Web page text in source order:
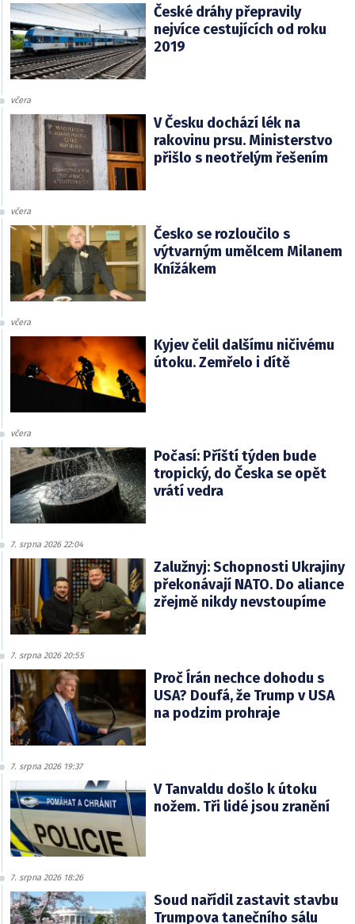
České dráhy přepravily
nejvíce cestujících od roku
2019
včera
V Česku dochází lék na
rakovinu prsu. Ministerstvo
přišlo s neotřelým řešením
včera
Česko se rozloučilo s
výtvarným umělcem Milanem
Knížákem
včera
Kyjev čelil dalšímu ničivému
útoku. Zemřelo i dítě
včera
Počasí: Příští týden bude
tropický, do Česka se opět
vrátí vedra
7. srpna 2026 22:04
Zalužnyj: Schopnosti Ukrajiny
překonávají NATO. Do aliance
zřejmě nikdy nevstoupíme
7. srpna 2026 20:55
Proč Írán nechce dohodu s
USA? Doufá, že Trump v USA
na podzim prohraje
7. srpna 2026 19:37
V Tanvaldu došlo k útoku
nožem. Tři lidé jsou zranění
7. srpna 2026 18:26
Soud nařídil zastavit stavbu
Trumpova tanečního sálu